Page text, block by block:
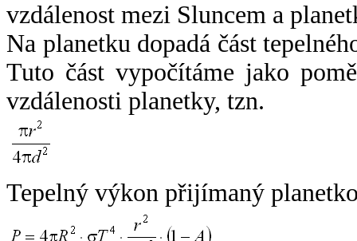
vzdálenost mezi Sluncem a
Na planetku dopadá část
Tuto část vypočítáme jako
vzdálenosti planetky, tzn.
Tepelný výkon přijímaný